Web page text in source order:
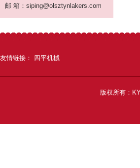
邮 箱：siping@olsztynlakers.com
友情链接： 四平机械
版权所有：